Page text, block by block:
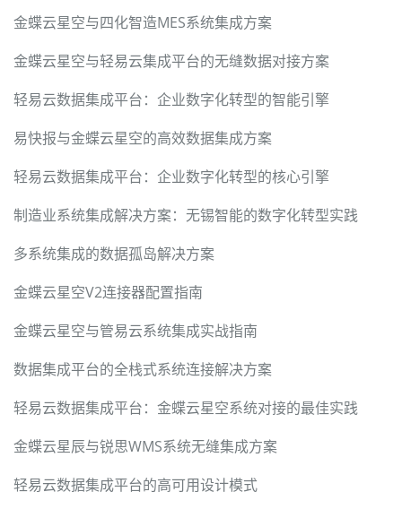
金蝶云星空与四化智造MES系统集成方案
金蝶云星空与轻易云集成平台的无缝数据对接方案
轻易云数据集成平台：企业数字化转型的智能引擎
易快报与金蝶云星空的高效数据集成方案
轻易云数据集成平台：企业数字化转型的核心引擎
制造业系统集成解决方案：无锡智能的数字化转型实践
多系统集成的数据孤岛解决方案
金蝶云星空V2连接器配置指南
金蝶云星空与管易云系统集成实战指南
数据集成平台的全栈式系统连接解决方案
轻易云数据集成平台：金蝶云星空系统对接的最佳实践
金蝶云星辰与锐思WMS系统无缝集成方案
轻易云数据集成平台的高可用设计模式